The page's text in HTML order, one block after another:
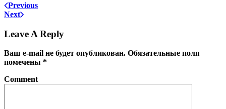
Previous
Next
Leave A Reply
Ваш e-mail не будет опубликован. Обязательные поля
помечены *
Comment